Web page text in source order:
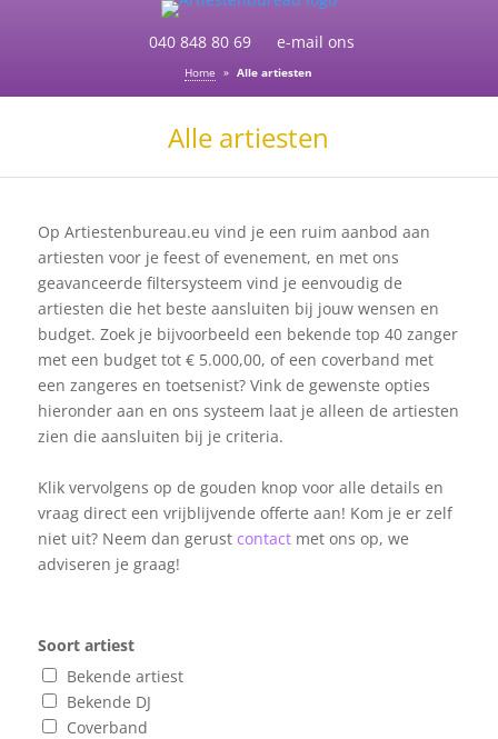
040 848 80 69 e-mail ons
Home » Alle artiesten
Alle artiesten
Op Artiestenbureau.eu vind je een ruim aanbod aan
artiesten voor je feest of evenement, en met ons
geavanceerde filtersysteem vind je eenvoudig de
artiesten die het beste aansluiten bij jouw wensen en
budget. Zoek je bijvoorbeeld een bekende top 40 zanger
met een budget tot € 5.000,00, of een coverband met
een zangeres en toetsenist? Vink de gewenste opties
hieronder aan en ons systeem laat je alleen de artiesten
zien die aansluiten bij je criteria.
Klik vervolgens op de gouden knop voor alle details en
vraag direct een vrijblijvende offerte aan! Kom je er zelf
niet uit? Neem dan gerust contactmet ons op, we
adviseren je graag!
Soort artiest
Bekende artiest
Bekende DJ
Coverband